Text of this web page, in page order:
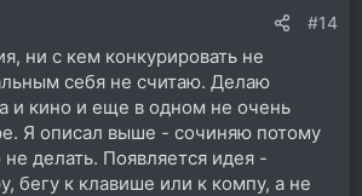
#14
ни с кем конкурировать не
себя не считаю. Делаю
и кино и еще в одном не очень
Я описал выше - сочиняю потому
не делать. Появляется идея -
бегу к клавише или к компу, а не